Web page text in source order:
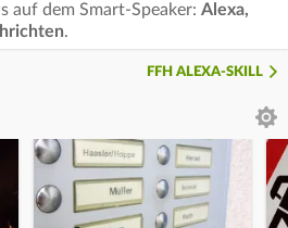
auf dem Smart-Speaker: Alexa,
.
FFH ALEXA-SKILL